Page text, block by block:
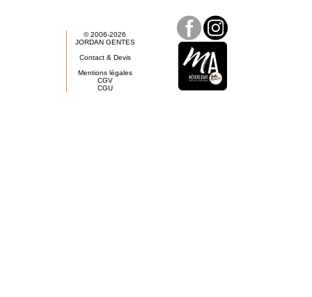
© 2006-2026
JORDAN GENTES
Contact & Devis
Mentions légales
CGV
CGU